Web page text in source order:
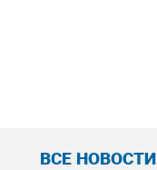
ВСЕ НОВОСТИ